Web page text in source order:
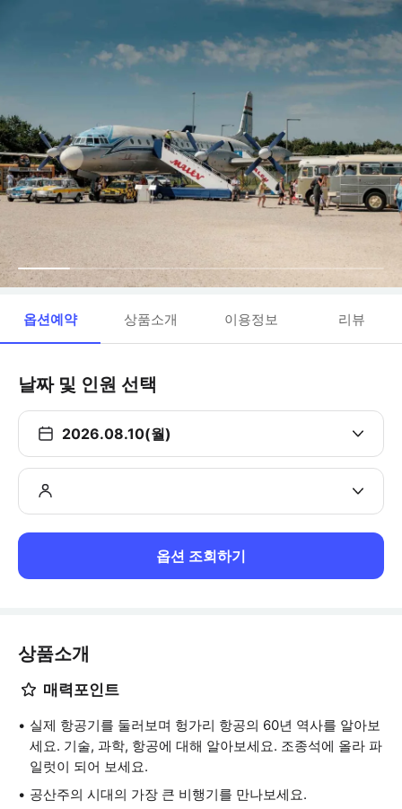
옵션예약 상품소개 이용정보 리뷰
날짜 및 인원 선택
2026.08.10(월)
옵션 조회하기
상품소개
매력포인트
실제 항공기를 둘러보며 헝가리 항공의 60년 역사를 알아보
세요. 기술, 과학, 항공에 대해 알아보세요. 조종석에 올라 파
일럿이 되어 보세요.
공산주의 시대의 가장 큰 비행기를 만나보세요.